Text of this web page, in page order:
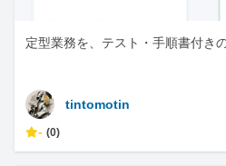
定型業務を、テスト・手順書付き
tintomotin
- (0)